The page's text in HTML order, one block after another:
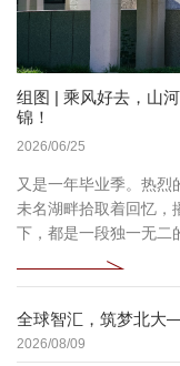
组图 | 乘风好去，山
锦！
2026/06/25
又是一年毕业季。热烈
未名湖畔拾取着回忆，
下，都是一段独一无二
全球智汇，筑梦北大
2026/08/09